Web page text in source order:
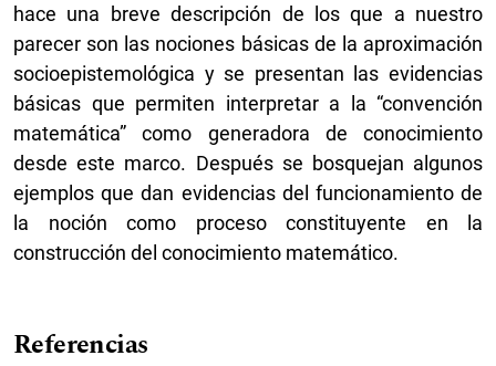
hace una breve descripción de los que a nuestro
parecer son las nociones básicas de la aproximación
socioepistemológica y se presentan las evidencias
básicas que permiten interpretar a la “convención
matemática” como generadora de conocimiento
desde este marco. Después se bosquejan algunos
ejemplos que dan evidencias del funcionamiento de
la noción como proceso constituyente en la
construcción del conocimiento matemático.
Referencias